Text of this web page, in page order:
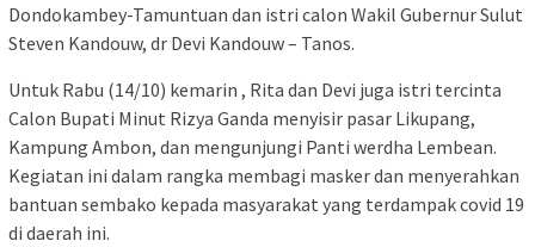
Dondokambey-Tamuntuan dan istri calon Wakil Gubernur Sulut
Steven Kandouw, dr Devi Kandouw – Tanos.
Untuk Rabu (14/10) kemarin , Rita dan Devi juga istri tercinta
Calon Bupati Minut Rizya Ganda menyisir pasar Likupang,
Kampung Ambon, dan mengunjungi Panti werdha Lembean.
Kegiatan ini dalam rangka membagi masker dan menyerahkan
bantuan sembako kepada masyarakat yang terdampak covid 19
di daerah ini.